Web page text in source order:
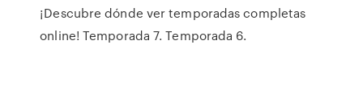
¡Descubre dónde ver temporadas completas
online! Temporada 7. Temporada 6.